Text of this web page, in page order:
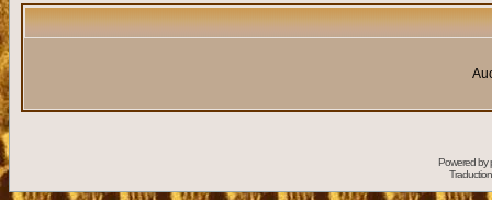
Powered by